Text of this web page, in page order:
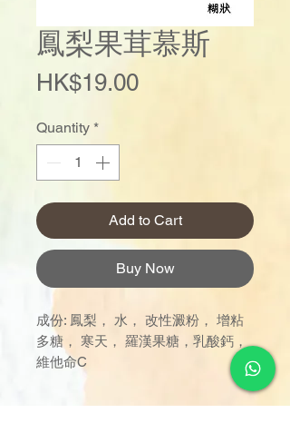
鳳梨果茸慕斯
HK$19.00Price
Quantity *
Add to Cart
Buy Now
成份: 鳳梨， 水， 改性澱粉， 增粘
多糖， 寒天， 羅漢果糖，乳酸鈣，
維他命C